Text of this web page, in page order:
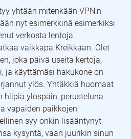
yhtään mitenkään VPN:n
nyt esimerkkinä esimerkiksi
verkosta lentoja
vaikkapa Kreikkaan. Olet
joka päivä useita kertoja,
ja käyttämäsi hakukone on
ylös. Yhtäkkiä huomaat
hiipiä ylöspäin, perusteluna
vapaiden paikkojen
syy onkin lisääntynyt
kysyntä, vaan juurikin sinun